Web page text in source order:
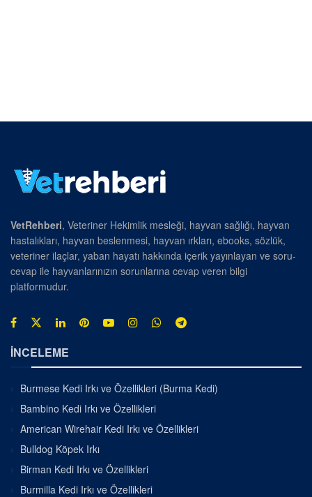
VetRehberi, Veteriner Hekimlik mesleği, hayvan sağlığı, hayvan
hastalıkları, hayvan beslenmesi, hayvan ırkları, ebooks, sözlük,
veteriner ilaçlar, yaban hayatı hakkında içerik yayınlayan ve soru-
cevap ile hayvanlarınızın sorunlarına cevap veren bilgi
platformudur.
İNCELEME
Burmese Kedi Irkı ve Özellikleri (Burma Kedi)
Bambino Kedi Irkı ve Özellikleri
American Wirehair Kedi Irkı ve Özellikleri
Bulldog Köpek Irkı
Birman Kedi Irkı ve Özellikleri
Burmilla Kedi Irkı ve Özellikleri